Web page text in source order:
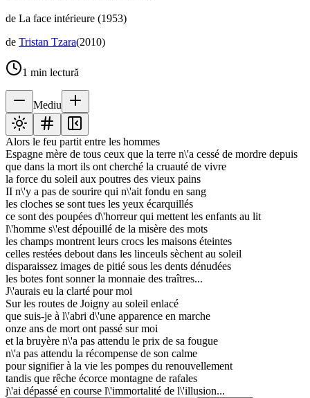
de La face intérieure (1953)
de Tristan Tzara(2010)
1 min lectură
Mediu
Alors le feu partit entre les hommes
Espagne mère de tous ceux que la terre n\'a cessé de mordre depuis
que dans la mort ils ont cherché la cruauté de vivre
la force du soleil aux poutres des vieux pains
II n\'y a pas de sourire qui n\'ait fondu en sang
les cloches se sont tues les yeux écarquillés
ce sont des poupées d\'horreur qui mettent les enfants au lit
l\'homme s\'est dépouillé de la misère des mots
les champs montrent leurs crocs les maisons éteintes
celles restées debout dans les linceuls sèchent au soleil
disparaissez images de pitié sous les dents dénudées
les botes font sonner la monnaie des traîtres...
J\'aurais eu la clarté pour moi
Sur les routes de Joigny au soleil enlacé
que suis-je à l\'abri d\'une apparence en marche
onze ans de mort ont passé sur moi
et la bruyère n\'a pas attendu le prix de sa fougue
n\'a pas attendu la récompense de son calme
pour signifier à la vie les pompes du renouvellement
tandis que rêche écorce montagne de rafales
j\'ai dépassé en course l\'immortalité de l\'illusion...